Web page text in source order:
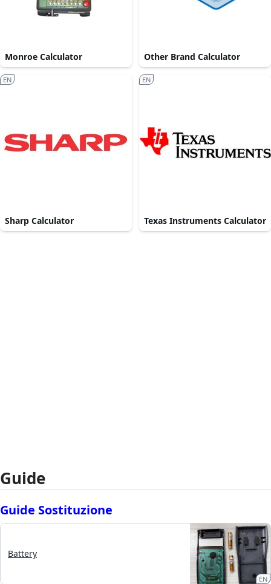
Monroe Calculator Other Brand Calculator
Sharp Calculator
EN
Texas Instruments Calculator
EN
Guide
Guide Sostituzione
Battery
EN